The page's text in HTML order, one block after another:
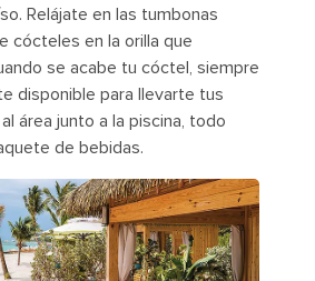
Relájate en las tumbonas
cócteles en la orilla que
se acabe tu cóctel, siempre
disponible para llevarte tus
área junto a la piscina, todo
de bebidas.